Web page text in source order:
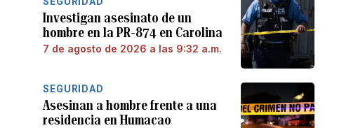
Investigan asesinato de un
hombre en la PR-874 en Carolina
7 de agosto de 2026 a las 9:32 a.m.
SEGURIDAD
Asesinan a hombre frente a una
residencia en Humacao